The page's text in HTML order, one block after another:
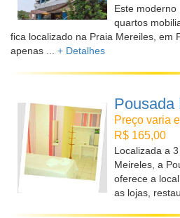
Este
quartos
fica localizado na Praia Mereiles, em
apenas ... + Detalhes
Pousada
Preço varia
R$ 165,00
Localizada a
Meireles, a
oferece a
as lojas,